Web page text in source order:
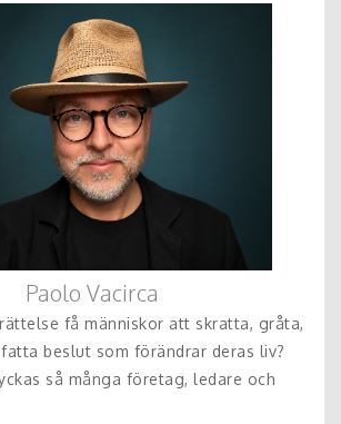
Paolo Vacirca
få människor att skratta, gråta,
beslut som förändrar deras liv?
så många företag, ledare och